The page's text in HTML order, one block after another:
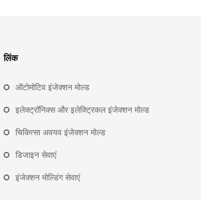
लिंक
ऑटोमोटिव इंजेक्शन मोल्ड
इलेक्ट्रॉनिक्स और इलेक्ट्रिकल इंजेक्शन मोल्ड
चिकित्सा अवयव इंजेक्शन मोल्ड
डिजाइन सेवाएं
इंजेक्शन मोल्डिंग सेवाएं